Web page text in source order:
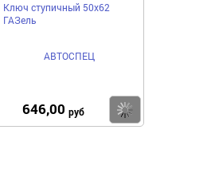
Купить
Ключ ступичный 50x62
ГАЗель
АВТОСПЕЦ
646,00 руб